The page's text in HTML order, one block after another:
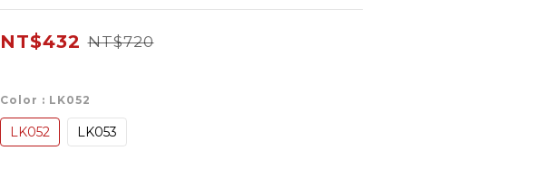
NT$432 NT$720
Color : LK052
LK052 LK053